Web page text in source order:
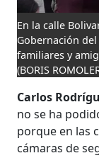
En la calle
Gobernación
familiares y
(BORIS
Carlos
no se ha
porque en las
cámaras de